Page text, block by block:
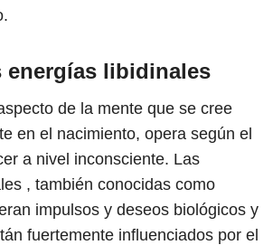
energías libidinales
de la mente que se cree
en el nacimiento, opera según el
a nivel inconsciente. Las
, también conocidas como
impulsos y deseos biológicos y
fuertemente influenciados por el